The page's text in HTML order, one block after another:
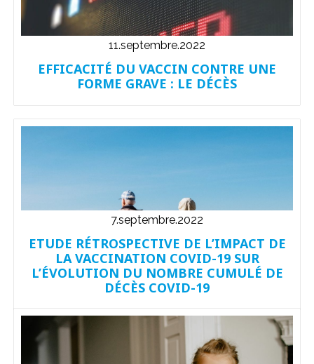
11.septembre.2022
EFFICACITÉ DU VACCIN CONTRE UNE
FORME GRAVE : LE DÉCÈS
7.septembre.2022
ETUDE RÉTROSPECTIVE DE L’IMPACT DE
LA VACCINATION COVID-19 SUR
L’ÉVOLUTION DU NOMBRE CUMULÉ DE
DÉCÈS COVID-19